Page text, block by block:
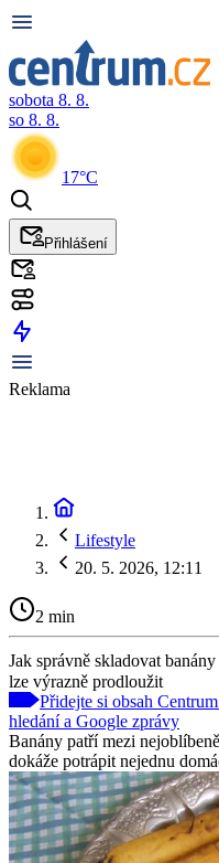
sobota 8. 8.
so 8. 8.
17°C
Přihlášení
Reklama
Lifestyle
20. 5. 2026, 12:11
2 min
Jak správně skladovat
lze výrazně prodloužit
Přidejte si obsah
hledání a Google zprávy
Banány patří mezi
dokáže potrápit nejednu